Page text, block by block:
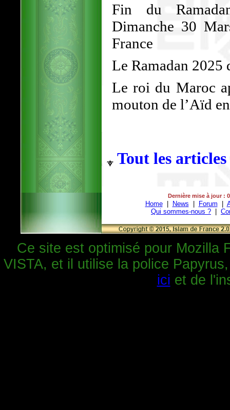
Fin du
Dimanche 30
France
Le Ramadan 2025
Le roi du Maroc
mouton de l’Aïd
Tout les articles
Dernière mise à jour :
Home| News Forum
Qui sommes-nous ?
Ce site est optimisé pour Mozilla
VISTA, et il utilise la police
ici et de